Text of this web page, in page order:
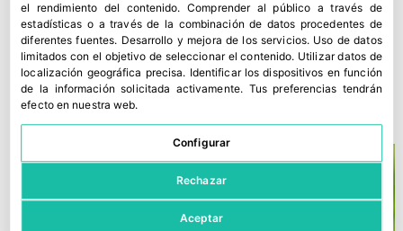
España pide a Bruselas más fondos para afrontar el alza de los
fertilizantes
17 junio, 2026
el rendimiento del contenido.Comprender al público a través de
estadísticas o a través de la combinación de datos procedentes de
diferentes fuentes. Desarrollo y mejora de los servicios. Uso de datos
limitados con el objetivo de seleccionar el contenido. Utilizar datos de
localización geográfica precisa. Identificar los dispositivos en función
de la información solicitada activamente. Tus preferencias tendrán
efecto en nuestra web.
Configurar
Rechazar
Aceptar